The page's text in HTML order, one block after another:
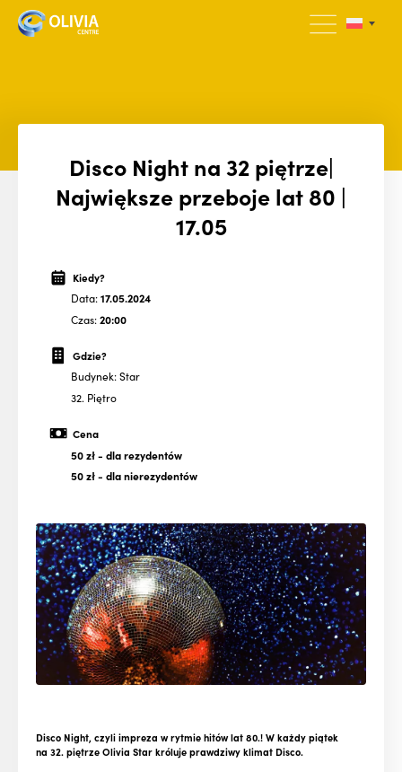
Disco Night na 32 piętrze|
Największe przeboje lat 80 |
17.05
Kiedy?
Data:17.05.2024
Czas:20:00
Gdzie?
Budynek: Star
32. Piętro
Cena
50 zł- dla rezydentów
50 zł- dla nierezydentów
Disco Night, czyli impreza w rytmie hitów lat 80.! W każdy piątek
na 32. piętrze Olivia Star króluje prawdziwy klimat Disco.